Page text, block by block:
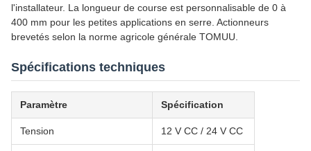
l'installateur. La longueur de course est personnalisable de 0 à
400 mm pour les petites applications en serre. Actionneurs
brevetés selon la norme agricole générale TOMUU.
Spécifications techniques
Paramètre Spécification
Tension 12 V CC / 24 V CC